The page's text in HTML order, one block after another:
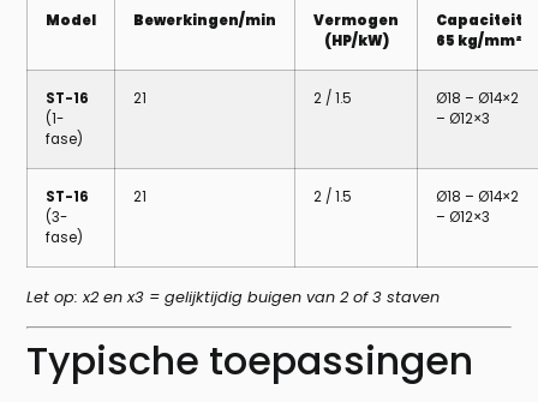
Model Bewerkingen/min
Vermogen
(HP/kW)
Capaciteit
65 kg/mm²
ST-16
(1-
fase)
21 2 / 1.5
Ø18 – Ø14×2
– Ø12×3
ST-16
(3-
fase)
21 2 / 1.5
Ø18 – Ø14×2
– Ø12×3
Let op: x2 en x3 = gelijktijdig buigen van 2 of 3 staven
Typische toepassingen